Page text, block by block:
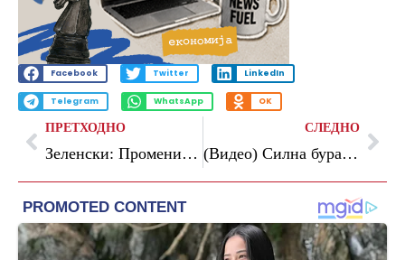
Facebook Twitter LinkedIn
Telegram WhatsApp OK
ПРЕТХОДНО
Зеленски: Промени во буџетот, повеќе пари за одбраната на Украина
СЛЕДНО
(Видео) Силна бура, пороен дожд и температура пониска за десет степени: невреме во Словенија и Хрватска